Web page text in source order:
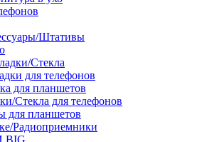
Штативы
Стекла
для телефонов
для планшетов
Стекла для телефонов
для планшетов
Радиоприемники